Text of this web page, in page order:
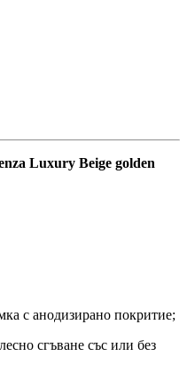
Luxury Beige golden
с анодизирано покритие;
сгъване със или без